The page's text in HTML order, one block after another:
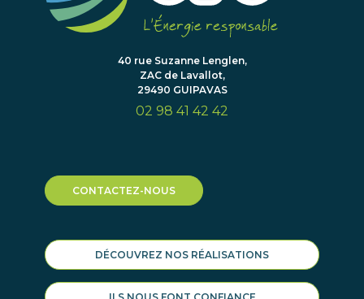
40 rue Suzanne Lenglen,
ZAC de Lavallot,
29490 GUIPAVAS
02 98 41 42 42
CONTACTEZ-NOUS
DÉCOUVREZ NOS RÉALISATIONS